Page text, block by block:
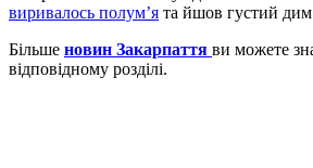
виривалось полум’я та йшов густий
Більше новин Закарпаття ви можете
відповідному розділі.